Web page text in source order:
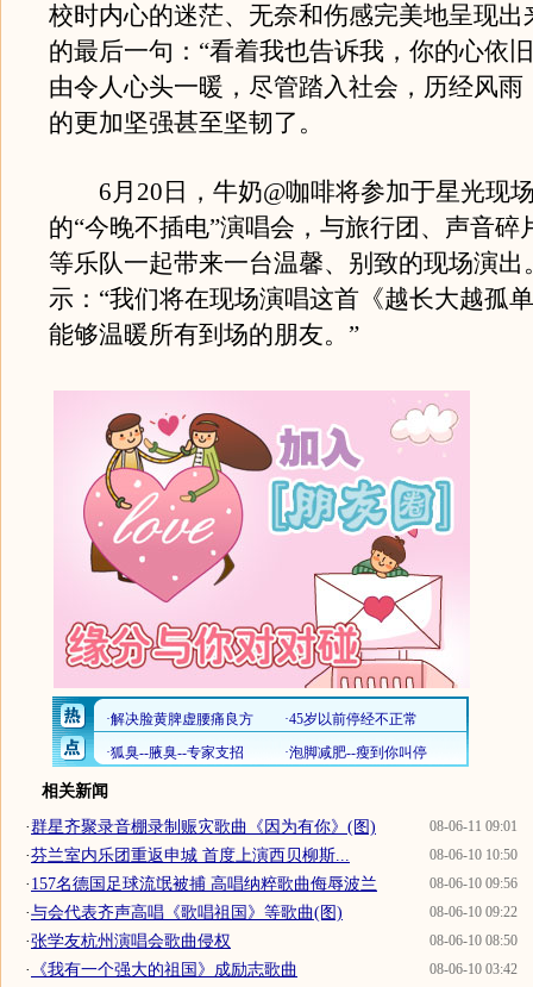
校时内心的迷茫、无奈和伤感完美地呈现出
的最后一句：“看着我也告诉我，你的心依
由令人心头一暖，尽管踏入社会，历经风雨
的更加坚强甚至坚韧了。
6月20日，牛奶@咖啡将参加于星光现
的“今晚不插电”演唱会，与旅行团、声音碎
等乐队一起带来一台温馨、别致的现场演
示：“我们将在现场演唱这首《越长大越孤
能够温暖所有到场的朋友。”
相关新闻
08-06-11 09:01
·群星齐聚录音棚录制赈灾歌曲《因为有你》(图)
08-06-10 10:50
·芬兰室内乐团重返申城 首度上演西贝柳斯...
08-06-10 09:56
·157名德国足球流氓被捕 高唱纳粹歌曲侮辱波兰
08-06-10 09:22
·与会代表齐声高唱《歌唱祖国》等歌曲(图)
08-06-10 08:50
·张学友杭州演唱会歌曲侵权
08-06-10 03:42
· 《我有一个强大的祖国》成励志歌曲